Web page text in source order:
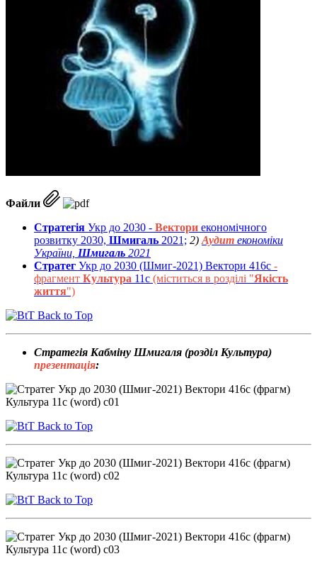
Файли
Стратегія Укр до 2030 - Вектори економічного
розвитку 2030, Шмигаль 2021; 2) Аудит економіки
України, Шмигаль 2021
Стратег Укр до 2030 (Шмиг-2021) Вектори 416с -
фрагмент Культура 11с (міститься в розділі "Якість
життя")
Back to Top
Стратегія Кабміну Шмигаля (розділ Культура)
презентація:
Back to Top
Back to Top